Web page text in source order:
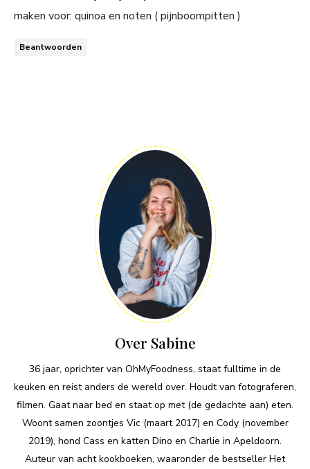
maken voor: quinoa en noten ( pijnboompitten )
Beantwoorden
Over Sabine
36 jaar, oprichter van OhMyFoodness, staat fulltime in de
keuken en reist anders de wereld over. Houdt van fotograferen,
filmen. Gaat naar bed en staat op met (de gedachte aan) eten.
Woont samen zoontjes Vic (maart 2017) en Cody (november
2019), hond Cass en katten Dino en Charlie in Apeldoorn.
Auteur van acht kookboeken, waaronder de bestseller Het